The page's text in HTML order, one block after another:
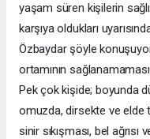
yaşam süren kişilerin
karşıya oldukları
Özbaydar şöyle
ortamının
Pek çok kişide; boyunda
omuzda, dirsekte ve elde
sinir sıkışması, bel ağrısı